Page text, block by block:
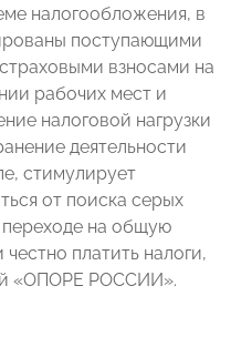
налогообложения, в
поступающими
взносами на
рабочих мест и
налоговой нагрузки
деятельности
стимулирует
от поиска серых
на общую
платить налоги,
«ОПОРЕ РОССИИ».